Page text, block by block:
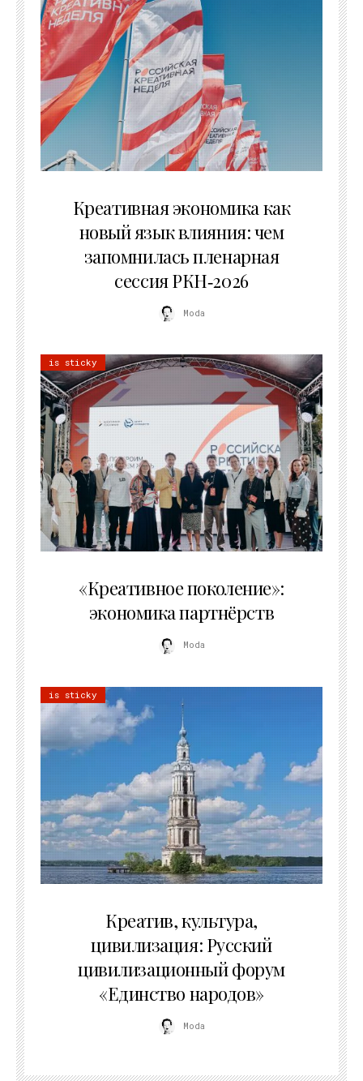
Креативная экономика как
новый язык влияния: чем
запомнилась пленарная
сессия РКН‑2026
Moda
is sticky
«Креативное поколение»:
экономика партнёрств
Moda
is sticky
Креатив, культура,
цивилизация: Русский
цивилизационный форум
«Единство народов»
Moda